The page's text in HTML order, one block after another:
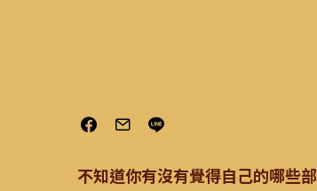
不知道你有沒有覺得自己的哪些